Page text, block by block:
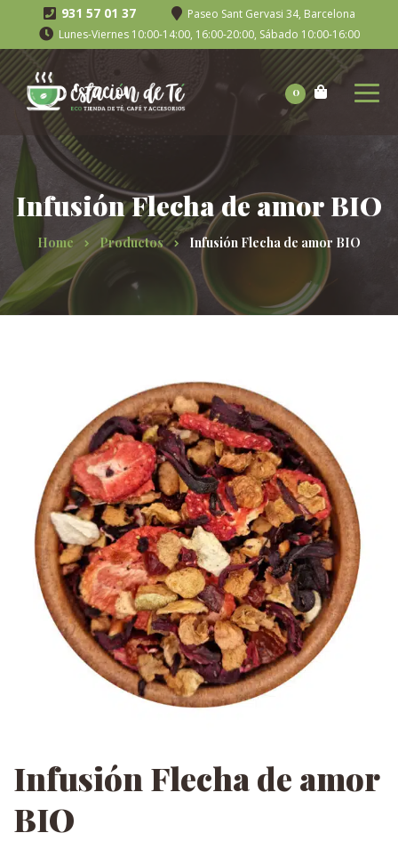
931 57 01 37
Paseo Sant Gervasi 34, Barcelona
Lunes-Viernes 10:00-14:00, 16:00-20:00, Sábado 10:00-16:00
0
Infusión Flecha de amor BIO
Home Productos Infusión Flecha de amor BIO
Infusión Flecha de amor
BIO